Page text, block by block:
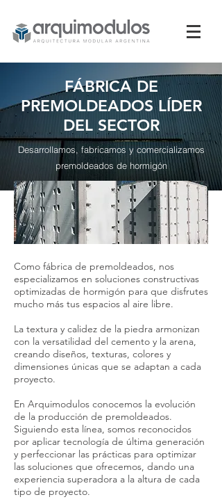
FÁBRICA DE
PREMOLDEADOS LÍDER
DEL SECTOR
Desarrollamos, fabricamos y comercializamos
premoldeados de hormigón
Como fábrica de premoldeados, nos
especializamos en soluciones constructivas
optimizadas de hormigón para que disfrutes
mucho más tus espacios al aire libre.
La textura y calidez de la piedra armonizan
con la versatilidad del cemento y la arena,
creando diseños, texturas, colores y
dimensiones únicas que se adaptan a cada
proyecto.
En Arquimodulos conocemos la evolución
de la producción de premoldeados.
Siguiendo esta línea, somos reconocidos
por aplicar tecnología de última generación
y perfeccionar las prácticas para optimizar
las soluciones que ofrecemos, dando una
experiencia superadora a la altura de cada
tipo de proyecto.